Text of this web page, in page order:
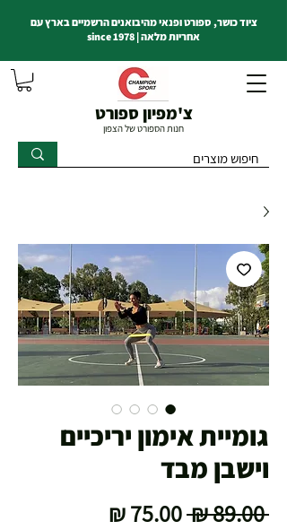
צ'מפיון ספורט
חנות הספורט של הצפון
ציוד כושר, ספורט ופנאי מהיבואנים הרשמיים בארץ עם
אחריות מלאה | since 1978
גומיית אימון יריכיים
וישבן מבד
‏89.00 ‏₪
מחיר